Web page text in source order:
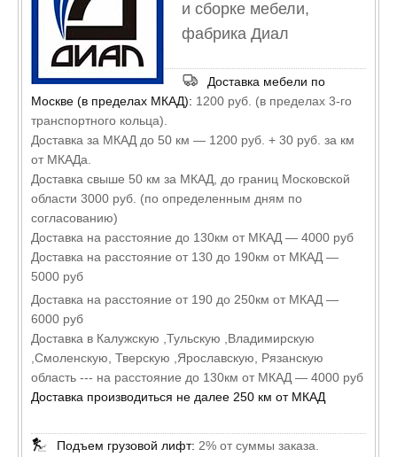
и сборке мебели,
фабрика Диал
Доставка мебели по
Москве (в пределах МКАД): 1200 руб. (в пределах 3-го
транспортного кольца).
Доставка за МКАД до 50 км — 1200 руб. + 30 руб. за км
от МКАДа.
Доставка свыше 50 км за МКАД, до границ Московской
области 3000 руб. (по определенным дням по
согласованию)
Доставка на расстояние до 130км от МКАД — 4000 руб
Доставка на расстояние от 130 до 190км от МКАД —
5000 руб
Доставка на расстояние от 190 до 250км от МКАД —
6000 руб
Доставка в Калужскую ,Тульскую ,Владимирскую
,Смоленскую, Тверскую ,Ярославскую, Рязанскую
область --- на расстояние до 130км от МКАД — 4000 руб
Доставка производиться не далее 250 км от МКАД
Подъем грузовой лифт: 2% от суммы заказа.